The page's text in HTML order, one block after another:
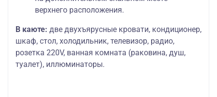
верхнего расположения.
В каюте: две двухъярусные кровати, кондиционер,
шкаф, стол, холодильник, телевизор, радио,
розетка 220V, ванная комната (раковина, душ,
туалет), иллюминаторы.